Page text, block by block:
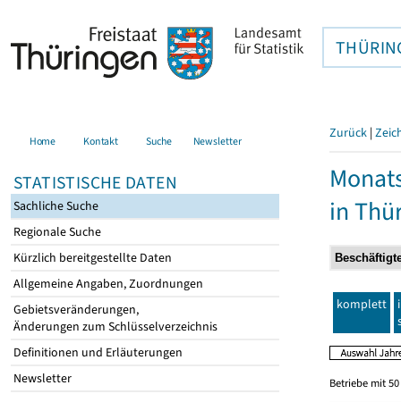
Home Kontakt Suche Newsletter
STATISTISCHE DATEN
Sachliche Suche
Regionale Suche
Kürzlich bereitgestellte Daten
Allgemeine Angaben, Zuordnungen
Gebietsveränderungen,
Änderungen zum Schlüsselverzeichnis
Definitionen und Erläuterungen
Newsletter
Zurück |
in
komplett
Betriebe mit